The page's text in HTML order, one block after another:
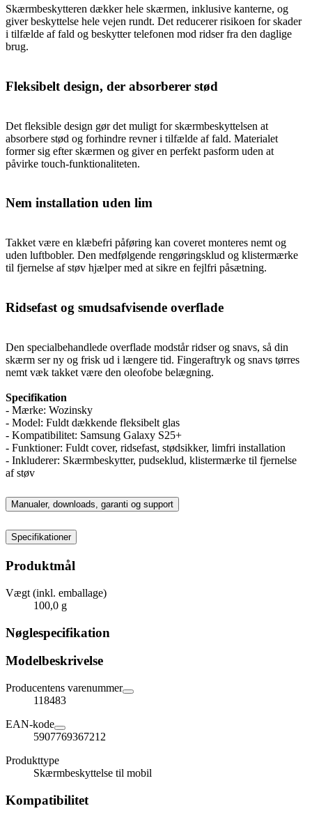
Skærmbeskytteren dækker hele skærmen, inklusive kanterne, og
giver beskyttelse hele vejen rundt. Det reducerer risikoen for skader
i tilfælde af fald og beskytter telefonen mod ridser fra den daglige
brug.
Fleksibelt design, der absorberer stød
Det fleksible design gør det muligt for skærmbeskyttelsen at
absorbere stød og forhindre revner i tilfælde af fald. Materialet
former sig efter skærmen og giver en perfekt pasform uden at
påvirke touch-funktionaliteten.
Nem installation uden lim
Takket være en klæbefri påføring kan coveret monteres nemt og
uden luftbobler. Den medfølgende rengøringsklud og klistermærke
til fjernelse af støv hjælper med at sikre en fejlfri påsætning.
Ridsefast og smudsafvisende overflade
Den specialbehandlede overflade modstår ridser og snavs, så din
skærm ser ny og frisk ud i længere tid. Fingeraftryk og snavs tørres
nemt væk takket være den oleofobe belægning.
Specifikation
- Mærke: Wozinsky
- Model: Fuldt dækkende fleksibelt glas
- Kompatibilitet: Samsung Galaxy S25+
- Funktioner: Fuldt cover, ridsefast, stødsikker, limfri installation
- Inkluderer: Skærmbeskytter, pudseklud, klistermærke til fjernelse
af støv
Manualer, downloads, garanti og support
Specifikationer
Produktmål
Vægt (inkl. emballage)
100,0 g
Nøglespecifikation
Modelbeskrivelse
Producentens varenummer
118483
EAN-kode
5907769367212
Produkttype
Skærmbeskyttelse til mobil
Kompatibilitet